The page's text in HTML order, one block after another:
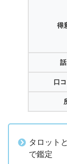
得
口
タロット
で鑑定